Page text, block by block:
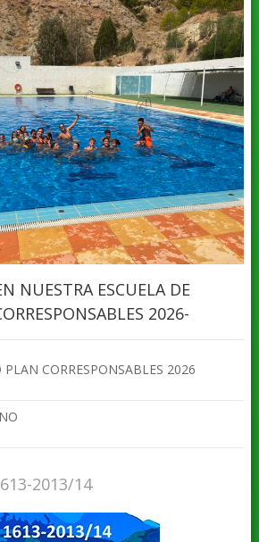
NUESTRA ESCUELA DE
2026-
PLAN CORRESPONSABLES 2026
2013/14